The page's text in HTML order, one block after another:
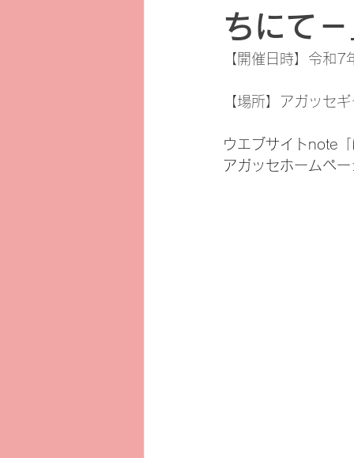
ちにて
【開催日時】令和
【場所】アガッセ
ウエブサイトnote
アガッセホームペ